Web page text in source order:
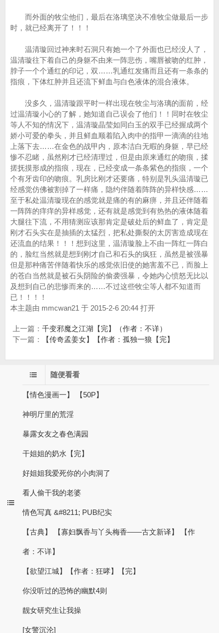
而外面的牧尘他们，最后在洛璃坚决不准牧尘做最后一步
时，就已经离开了！！！
温清璇回过神来时石洞只有她一个了外面也已经没人了，
温清璇往下着自己的身躯不由来一阵悲伤，嘴唇被吻的红肿，
脖子一个个通红的印记，双……乳通红发痛而且还有一条条的
指痕，下体红肿并且还流下鲜血与白色液体的混合液体。
没多久，温清璇跟平时一样出现在牧尘与洛璃的面前，经
过温清璇小心的了解，她知道自己误会了他们！！同时在牧尘
等人不知的情况下，温清璇晶莹如同白玉的双手已经握成两个
娇小可爱的拳头，并且鲜血顺着陷入肉中的指甲一滴滴的往地
上落下去……在金色的战甲内，原本洁白无暇的身躯，早已经
惨不忍睹，虽然刚才已经清理过，但是由原来通红的吻痕，揉
搓抚摸形成的指痕，现在，已经变成一条条紫色的指痕，一个
个有牙齿印的吻痕。乳房比刚才还要痛，特别是乳头温清璇已
经感觉仿佛被割掉了一样痛，隐约伴随着阵阵的异样快感……
至于私处温清璇现在的感觉就是痛的有的麻痹，并且还伴随着
一阵阵的痒痒的异样感觉，还有就是感觉到有热热的液体随着
大腿往下流，不用猜测应该那肯定是破处后的鲜血了，肯定是
刚才石头实在是抽插的太猛烈，把私处撕裂的太厉害造成现在
还流血的结果！！！想到这里，温清璇脸上不由一阵红一阵白
的，脸红当然就是想到刚才自己和石头的疯狂，虽然是被强暴
但是那种痛苦伴随着快乐的感觉依旧使的她害羞不已，而脸上
的苍白当然就是被石头阴险的偷袭强暴，令她内心愤怒无比以
及想到自己的悲惨而来的……不过这些牧尘等人都不知道而
已！！！！
本主题由 mmcwan21 于 2015-2-6 20:44 打开
上一篇： 千变邪魔之江湖【完】（作者：不详）
下一篇：
【传奇孟姜女】【作者：孤独一狼【完】
随便看看
【情色漫画一】 【50P】
神明厅里的荒淫
暴露女友之春色满园
干姐姐的奶水【完】
好姐姐我爱死你的小肉洞了
看人偷干我的老婆
情色写真 &#8211; PUB纪实
【古典】 【寡妇飘香与丫头梅香——古文新译】 【作
者：不详】
【欲望江城】【作者：狂哮】【完】
你没听过的恐怖的幽默4则
靓女研究生让我操
[女警沉沦]